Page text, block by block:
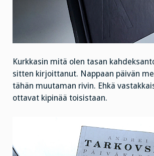
Kurkkasin mitä olen tasan
sitten kirjoittanut. Nappaan päivän
tähän muutaman rivin. Ehkä
ottavat kipinää toisistaan.